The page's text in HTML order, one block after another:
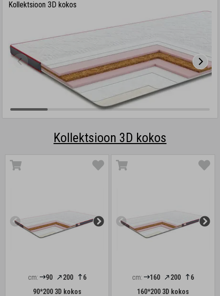
Kollektsioon 3D kokos
Kollektsioon 3D kokos
cm: 90 200
6
90*200 3D kokos
cm: 160 200
6
160*200 3D kokos